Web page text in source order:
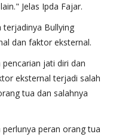
Jelas Ipda Fajar.
terjadinya Bullying
dan faktor eksternal.
jati diri dan
eksternal terjadi salah
tua dan salahnya
peran orang tua